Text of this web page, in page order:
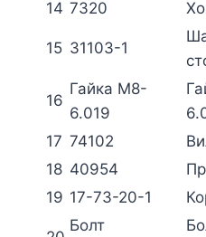
14 7320
15 31103-1
16
Гайка М8-
6.019
17 74102
18 40954
19 17-73-20-1
Болт